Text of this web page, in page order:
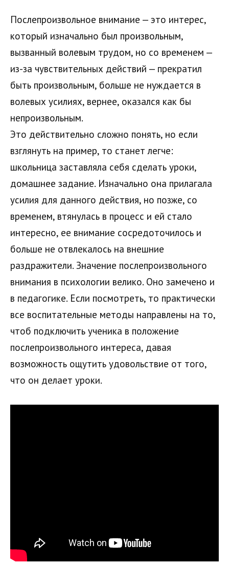
Послепроизвольное внимание — это интерес,
который изначально был произвольным,
вызванный волевым трудом, но со временем —
из-за чувствительных действий — прекратил
быть произвольным, больше не нуждается в
волевых усилиях, вернее, оказался как бы
непроизвольным.
Это действительно сложно понять, но если
взглянуть на пример, то станет легче:
школьница заставляла себя сделать уроки,
домашнее задание. Изначально она прилагала
усилия для данного действия, но позже, со
временем, втянулась в процесс и ей стало
интересно, ее внимание сосредоточилось и
больше не отвлекалось на внешние
раздражители. Значение послепроизвольного
внимания в психологии велико. Оно замечено и
в педагогике. Если посмотреть, то практически
все воспитательные методы направлены на то,
чтоб подключить ученика в положение
послепроизвольного интереса, давая
возможность ощутить удовольствие от того,
что он делает уроки.